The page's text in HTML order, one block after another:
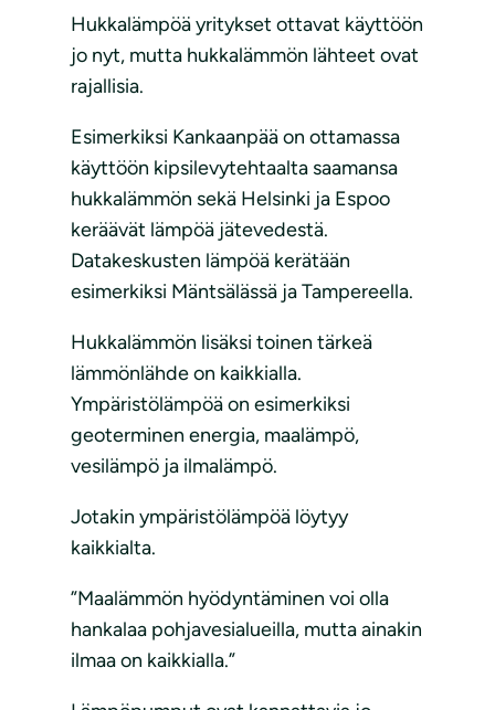
Hukkalämpöä yritykset ottavat käyttöön
jo nyt, mutta hukkalämmön lähteet ovat
rajallisia.
Esimerkiksi Kankaanpää on ottamassa
käyttöön kipsilevytehtaalta saamansa
hukkalämmön sekä Helsinki ja Espoo
keräävät lämpöä jätevedestä.
Datakeskusten lämpöä kerätään
esimerkiksi Mäntsälässä ja Tampereella.
Hukkalämmön lisäksi toinen tärkeä
lämmönlähde on kaikkialla.
Ympäristölämpöä on esimerkiksi
geoterminen energia, maalämpö,
vesilämpö ja ilmalämpö.
Jotakin ympäristölämpöä löytyy
kaikkialta.
”Maalämmön hyödyntäminen voi olla
hankalaa pohjavesialueilla, mutta ainakin
ilmaa on kaikkialla.”